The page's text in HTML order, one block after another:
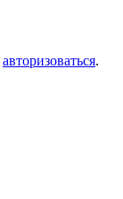
авторизоваться.